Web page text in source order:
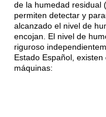
de la humedad residual
permiten detectar y
alcanzado el nivel de
encojan. El nivel de
riguroso
Estado Español,
máquinas: